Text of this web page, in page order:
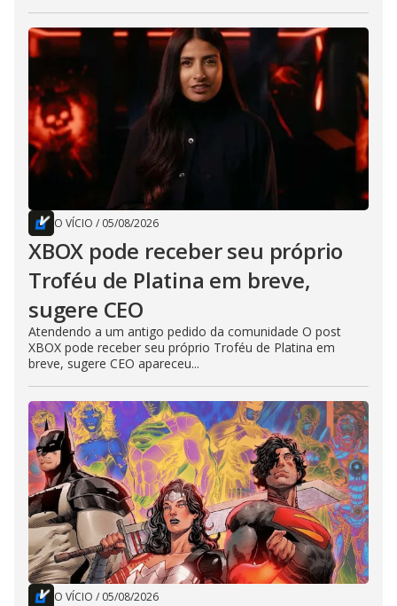
O VÍCIO / 05/08/2026
XBOX pode receber seu próprio
Troféu de Platina em breve,
sugere CEO
Atendendo a um antigo pedido da comunidade O post
XBOX pode receber seu próprio Troféu de Platina em
breve, sugere CEO apareceu...
O VÍCIO / 05/08/2026